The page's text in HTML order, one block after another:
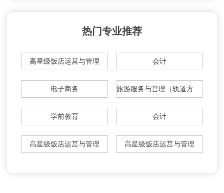
热门专业推荐
高星级饭店运莒与管理 会计
电子商务 旅游服务与営理（轨道方向）
学前教育 会计
高星级饭店运莒与管理 高星级饭店运莒与管理